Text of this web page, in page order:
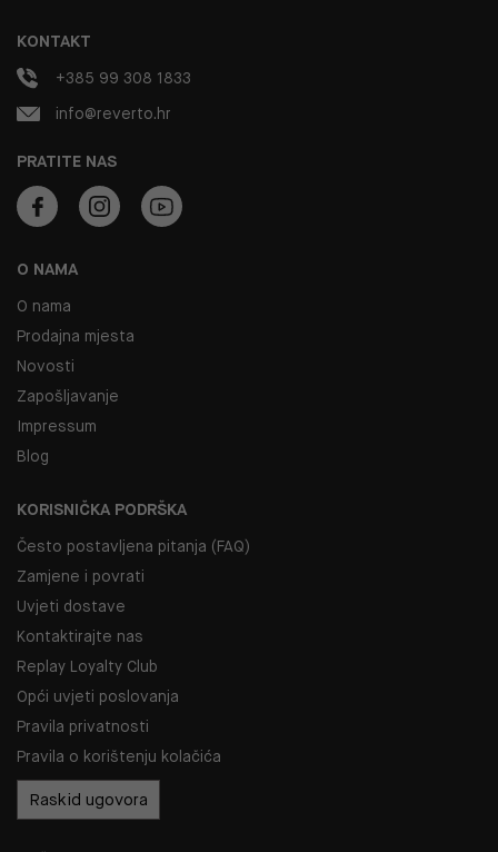
O NAMA
O nama
Prodajna mjesta
Novosti
Zapošljavanje
Impressum
Blog
KORISNIČKA PODRŠKA
Često postavljena pitanja (FAQ)
Zamjene i povrati
Uvjeti dostave
Kontaktirajte nas
Replay Loyalty Club
Opći uvjeti poslovanja
Pravila privatnosti
Pravila o korištenju kolačića
Raskid ugovora
PRATITE NAS
KONTAKT
+385 99 308 1833
info@reverto.hr